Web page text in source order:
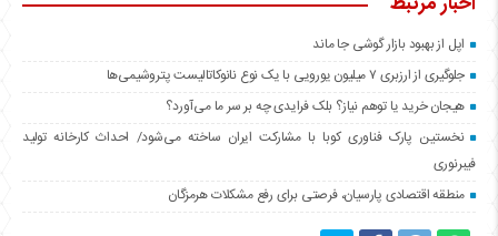
اپل از بهبود بازار گوشی جا ماند
جلوگیری از ارزبری ۷ میلیون یورویی با یک نوع نانوکاتالیست پتروشیمی‌ها
هیجان خرید یا توهم نیاز؟ بلک فرایدی چه بر سر ما می‌آورد؟
نخستین پارک فناوری کوبا با مشارکت ایران ساخته می‌شود/ احداث کارخانه تولید
فیبرنوری
منطقه اقتصادی پارسیان، فرصتی برای رفع مشکلات هرمزگان